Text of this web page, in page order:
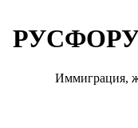
Иммиграция,